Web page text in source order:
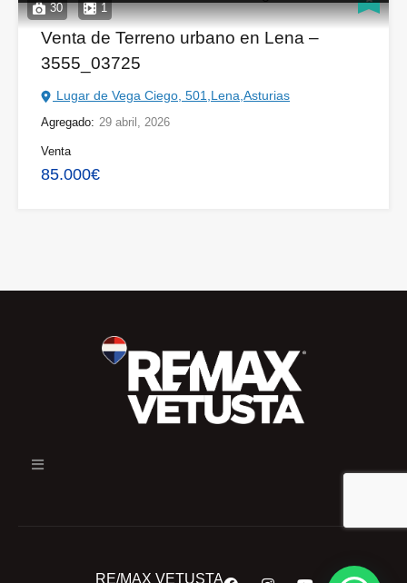
30 1
Venta de Terreno urbano en Lena –
3555_03725
Lugar de Vega Ciego, 501,Lena,Asturias
Agregado: 29 abril, 2026
Venta
85.000€
RE/MAX VETUSTA